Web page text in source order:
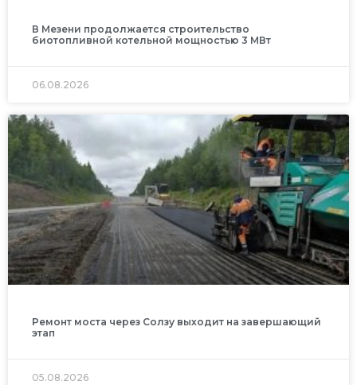
В Мезени продолжается строительство
биотопливной котельной мощностью 3 МВт
06.08.2026
Ремонт моста через Солзу выходит на завершающий
этап
05.08.2026